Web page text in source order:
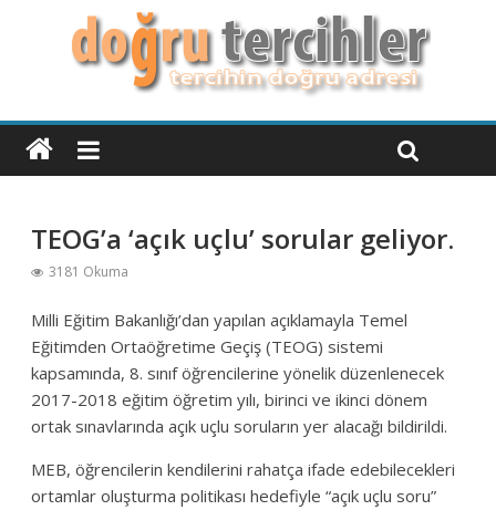
TEOG’a ‘açık uçlu’ sorular geliyor.
3181 Okuma
Milli Eğitim Bakanlığı’dan yapılan açıklamayla Temel
Eğitimden Ortaöğretime Geçiş (TEOG) sistemi
kapsamında, 8. sınıf öğrencilerine yönelik düzenlenecek
2017-2018 eğitim öğretim yılı, birinci ve ikinci dönem
ortak sınavlarında açık uçlu soruların yer alacağı bildirildi.
MEB, öğrencilerin kendilerini rahatça ifade edebilecekleri
ortamlar oluşturma politikası hedefiyle “açık uçlu soru”